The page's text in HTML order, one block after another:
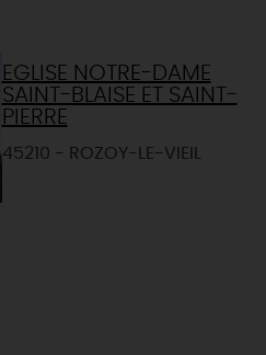
EGLISE NOTRE-DAME
SAINT-BLAISE ET SAINT-
PIERRE
45210 - ROZOY-LE-VIEIL